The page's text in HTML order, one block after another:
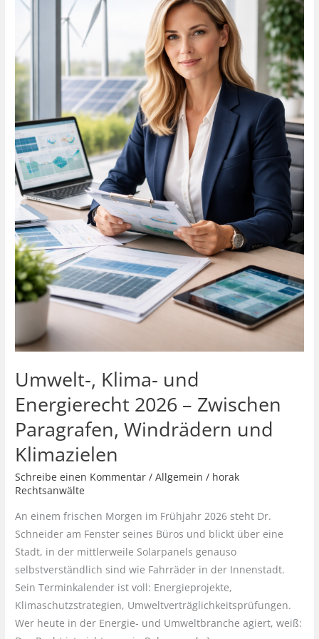
Umwelt‑, Klima‑ und
Energierecht 2026 – Zwischen
Paragrafen, Windrädern und
Klimazielen
Schreibe einen Kommentar /Allgemein / horak
Rechtsanwälte
An einem frischen Morgen im Frühjahr 2026 steht Dr.
Schneider am Fenster seines Büros und blickt über eine
Stadt, in der mittlerweile Solarpanels genauso
selbstverständlich sind wie Fahrräder in der Innenstadt.
Sein Terminkalender ist voll: Energieprojekte,
Klimaschutzstrategien, Umweltverträglichkeitsprüfungen.
Wer heute in der Energie‑ und Umweltbranche agiert, weiß: